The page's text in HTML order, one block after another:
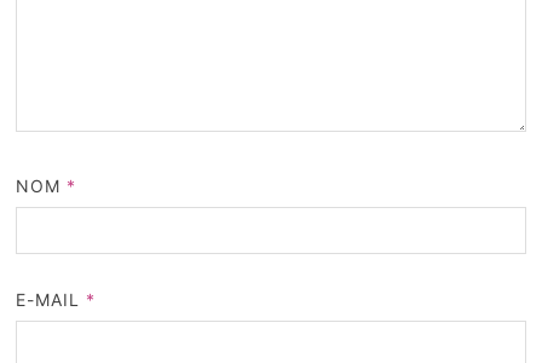
NOM *
E-MAIL *